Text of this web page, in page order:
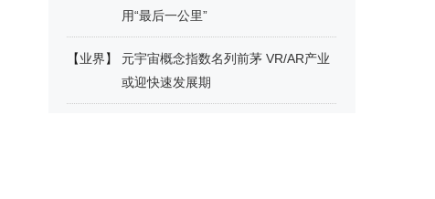
用“最后一公里”
【业界】
元宇宙概念指数名列前茅 VR/AR产业
或迎快速发展期